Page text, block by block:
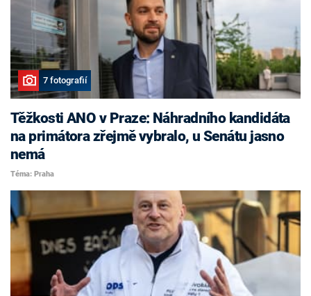
7 fotografií
Těžkosti ANO v Praze: Náhradního kandidáta
na primátora zřejmě vybralo, u Senátu jasno
nemá
Téma: Praha